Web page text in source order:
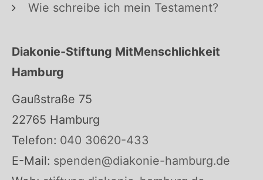
Wie schreibe ich mein Testament?
Diakonie-Stiftung MitMenschlichkeit
Hamburg
Gaußstraße 75
22765 Hamburg
Telefon: 040 30620-433
E-Mail: spenden@diakonie-hamburg.de